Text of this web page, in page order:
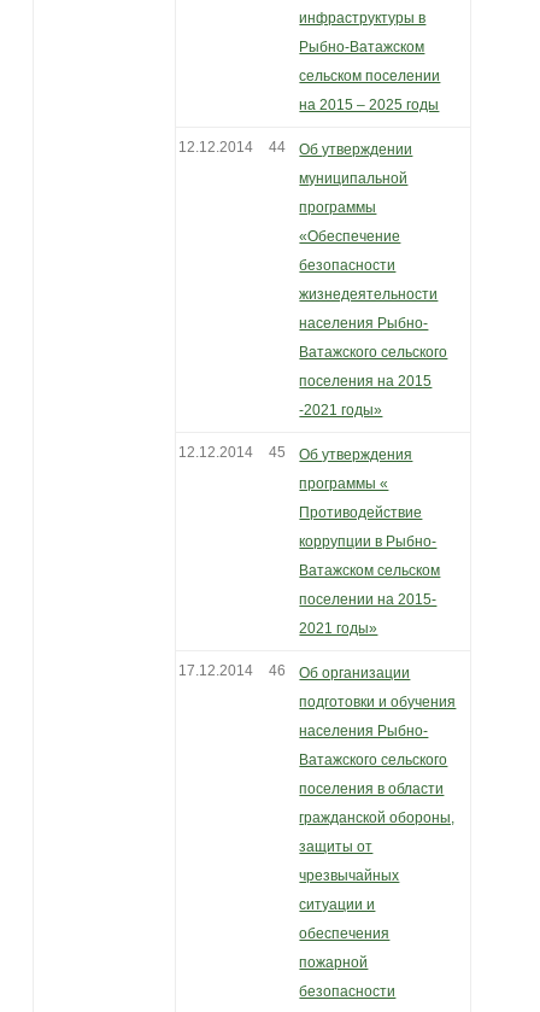
инфраструктуры в
Рыбно-Ватажском
сельском поселении
на 2015 – 2025 годы
12.12.2014 44
Об утверждении
муниципальной
программы
«Обеспечение
безопасности
жизнедеятельности
населения Рыбно-
Ватажского сельского
поселения на 2015
-2021 годы»
12.12.2014 45
Об утверждения
программы «
Противодействие
коррупции в Рыбно-
Ватажском сельском
поселении на 2015-
2021 годы»
17.12.2014 46
Об организации
подготовки и обучения
населения Рыбно-
Ватажского сельского
поселения в области
гражданской обороны,
защиты от
чрезвычайных
ситуации и
обеспечения
пожарной
безопасности